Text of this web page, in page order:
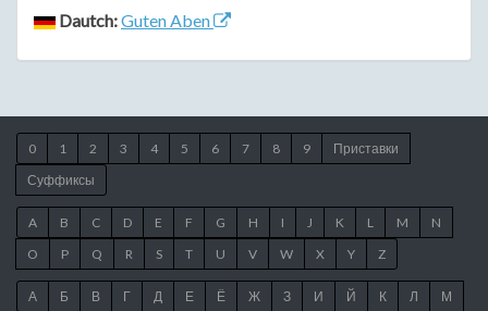
Dautch:Guten Aben
0 1 2 3 4 5 6 7 8 9
Приставки
Суффиксы
A B C D E F G H I J K L M
N
O
P Q R S T U V W X Y Z
А Б В Г Д Е Ё Ж З И Й К Л М